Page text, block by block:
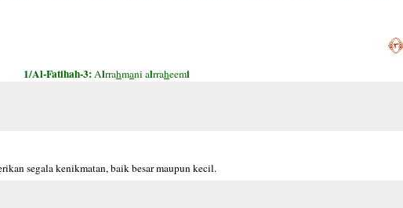
﴿٣﴾
1/Al-Fatihah-3:Alrrahmani alrraheemi
segala kenikmatan, baik besar maupun kecil.